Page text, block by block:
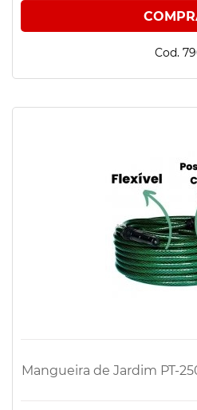
Cod.
Mangueira de Jardim PT-